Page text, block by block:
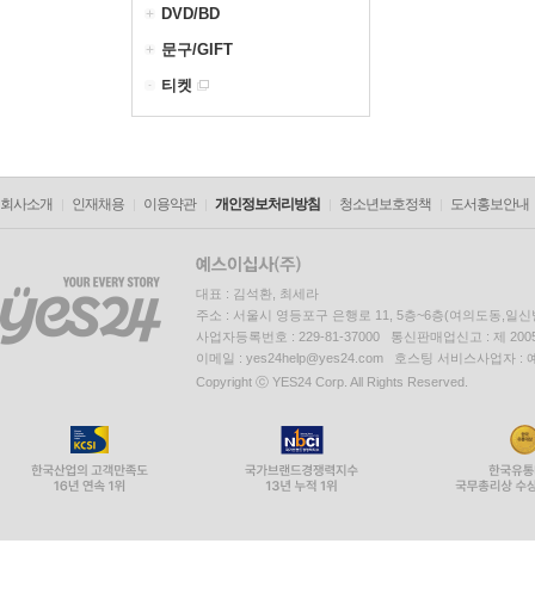
DVD/BD
문구/GIFT
티켓
회사소개 인재채용 이용약관 개인정보처리방침 청소년보호정책 도서홍보안내
대표 : 김석환, 최세라
주소 : 서울시 영등포구 은행로 11, 5층~6층(여의도동,일신
사업자등록번호 : 229-81-37000 통신판매업신고 : 제
이메일 : yes24help@yes24.com 호스팅 서비스사업자 :
Copyright ⓒ YES24 Corp. All Rights Reserved.